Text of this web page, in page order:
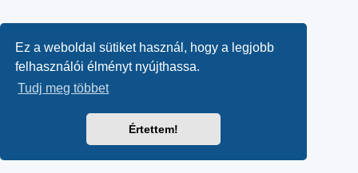
Ez a weboldal sütiket használ, hogy a legjobb
felhasználói élményt nyújthassa.
Tudj meg többet
Értettem!